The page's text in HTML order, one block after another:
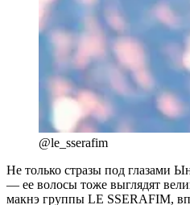
@le_sserafim
Не только стразы под глазами
— ее волосы тоже выглядят
макнэ группы LE SSERAFIM,